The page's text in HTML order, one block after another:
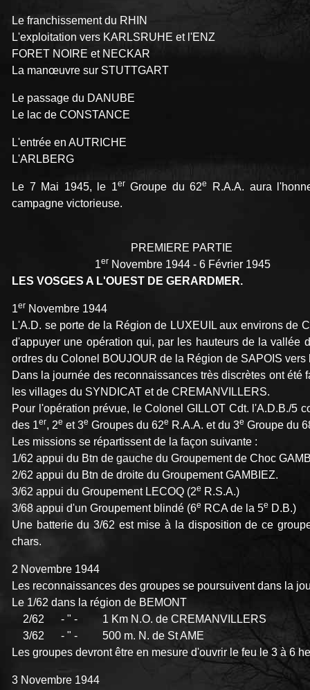
Le franchissement du RHIN
L'exploitation vers KARLSRUHE et l'ENZ
FORET NOIRE et NECKAR
La manœuvre sur STUTTGART
Le passage du DANUBE
Le lac de CONSTANCE
L'entrée en AUTRICHE
L'ARLBERG
Le 7 Mai 1945, le 1er Groupe du 62e
R.A.A. aura
campagne victorieuse.
PREMIERE PARTIE
1er Novembre 1944 - 6 Février 1945
LES VOSGES A L'OUEST DE GERARDMER.
1er Novembre 1944
L'A.D. se porte de la Région de LUXEUIL aux environs de
d'appuyer une opération qui, par les hauteurs de la vallée
ordres du Colonel BOUJOUR de la Région de SAPOIS
Dans la journée des reconnaissances très discrètes ont
les villages du SYNDICAT et de CREMANVILLERS.
Pour l'opération prévue, le Colonel GILLOT Cdt. l'A.D.B./5
des 1er, 2e et 3e Groupes du 62e R.A.A. et du 3e Groupe du
Les missions se répartissent de la façon suivante :
1/62 appui du Btn de gauche du Groupement de Choc
2/62 appui du Btn de droite du Groupement GAMBIEZ.
3/62 appui du Groupement LECOQ (2e R.S.A.)
3/68 appui d'un Groupement blindé (6e RCA de la 5e D.B.)
Une batterie du 3/62 est mise à la disposition de ce
chars.
2 Novembre 1944
Les reconnaissances des groupes se poursuivent dans la
Le 1/62 dans la région de BEMONT
2/62 - " - 1 Km N.O. de CREMANVILLERS
3/62 - " - 500 m. N. de St AME
Les groupes devront être en mesure d'ouvrir le feu le 3 à 6
3 Novembre 1944